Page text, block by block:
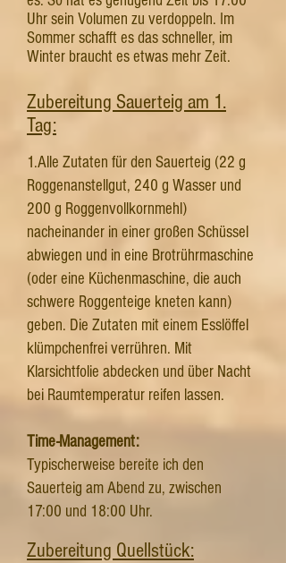
Uhr sein Volumen zu verdoppeln. Im
Sommer schafft es das schneller, im
Winter braucht es etwas mehr Zeit.
Zubereitung Sauerteig am 1.
Tag:
1.Alle Zutaten für den Sauerteig (22 g
Roggenanstellgut, 240 g Wasser und
200 g Roggenvollkornmehl)
nacheinander in einer großen Schüssel
abwiegen und in eine Brotrührmaschine
(oder eine Küchenmaschine, die auch
schwere Roggenteige kneten kann)
geben. Die Zutaten mit einem Esslöffel
klümpchenfrei verrühren. Mit
Klarsichtfolie abdecken und über Nacht
bei Raumtemperatur reifen lassen.
Time-Management:
Typischerweise bereite ich den
Sauerteig am Abend zu, zwischen
17:00 und 18:00 Uhr.
Zubereitung Quellstück: